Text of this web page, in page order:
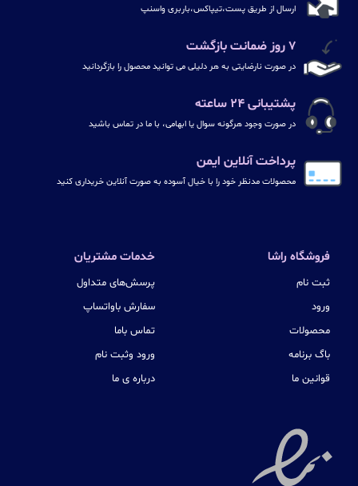
ارسال از طریق پست،تیپاکس،باربری واسنپ
۷ روز ضمانت بازگشت
در صورت نارضایتی به هر دلیلی می توانید محصول را بازگردانید
پشتیبانی ۲۴ ساعته
در صورت وجود هرگونه سوال یا ابهامی، با ما در تماس باشید
پرداخت آنلاین ایمن
محصولات مدنظر خود را با خیال آسوده به صورت آنلاین خریداری کنید
فروشگاه راشا
ثبت نام
ورود
محصولات
باگ برنامه
قوانین ما
خدمات مشتریان
پرسش‌های متداول
سفارش باواتساپ
تماس باما
ورود وثبت نام
درباره ی ما